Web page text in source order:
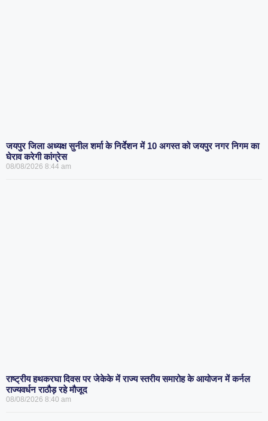
जयपुर जिला अध्यक्ष सुनील शर्मा के निर्देशन में 10 अगस्त को जयपुर नगर निगम का
घेराव करेगी कांग्रेस
08/08/2026 8:44 am
राष्ट्रीय हथकरघा दिवस पर जेकेके में राज्य स्तरीय समारोह के आयोजन में कर्नल
राज्यवर्धन राठौड़ रहे मौजूद
08/08/2026 8:40 am